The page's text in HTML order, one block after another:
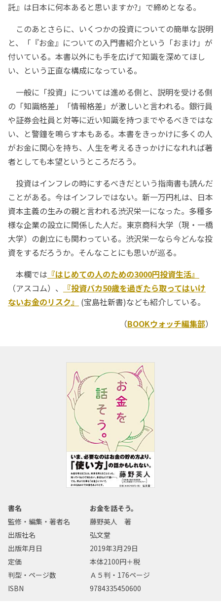
託』は日本に何本あると思いますか?」で締めとなる。
このあとさらに、いくつかの投資についての簡単な説明
と、「『お金』についての入門書紹介という「おまけ」が
付いている。本書以外にも手を広げて知識を深めてほし
い、という正直な構成になっている。
一般に「投資」については進める側と、説明を受ける側
の「知識格差」「情報格差」が激しいと言われる。銀行員
や証券会社員と対等に近い知識を持つまでやるべきではな
い、と警鐘を鳴らす本もある。本書をきっかけに多くの人
がお金に関心を持ち、人生を考えるきっかけになれれば著
者としても本望というところだろう。
投資はインフレの時にするべきだという指南書も読んだ
ことがある。今はインフレではない。新一万円札は、日本
資本主義の生みの親と言われる渋沢栄一になった。多種多
様な企業の設立に関係した人だ。東京商科大学（現・一橋
大学）の創立にも関わっている。渋沢栄一なら今どんな投
資をするだろうか。そんなことにも思いが巡る。
本欄では 『はじめての人のための3000円投資生活』
（アスコム）、
『投資バカ――50歳を過ぎたら取ってはいけ
ないお金のリスク』
(宝島社新書)なども紹介している。
（BOOKウォッチ編集部）
書名
お金を話そう。
監修・編集・著者名
藤野英人 著
出版社名
弘文堂
出版年月日
2019年3月29日
定価
本体2100円＋税
判型・ページ数
Ａ５判・176ページ
ISBN
9784335450600